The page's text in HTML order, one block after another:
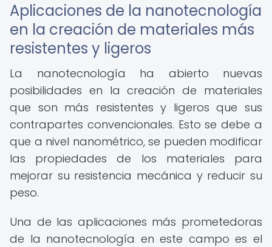
Aplicaciones de la nanotecnología
en la creación de materiales más
resistentes y ligeros
La nanotecnología ha abierto nuevas
posibilidades en la creación de materiales
que son más resistentes y ligeros que sus
contrapartes convencionales. Esto se debe a
que a nivel nanométrico, se pueden modificar
las propiedades de los materiales para
mejorar su resistencia mecánica y reducir su
peso.
Una de las aplicaciones más prometedoras
de la nanotecnología en este campo es el